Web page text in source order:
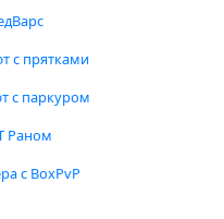
с прятками
с паркуром
Раном
с BoxPvP